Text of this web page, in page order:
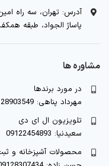
آدرس: تهران، سه راه
پاساژ الجواد، طبقه همکف، پلاک 21، با
مشاوره ها
در مورد برندها
مهرداد پناهی: 09128903549
تلویزیون ال ای دی
سعیدنیا: 09122454893
محصولات آشپزخانه و